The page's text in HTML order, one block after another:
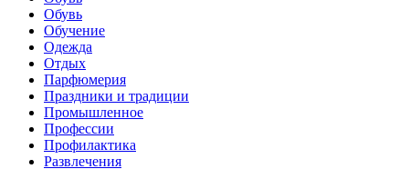
Обувь
Обучение
Одежда
Отдых
Парфюмерия
Праздники и традиции
Промышленное
Профессии
Профилактика
Развлечения